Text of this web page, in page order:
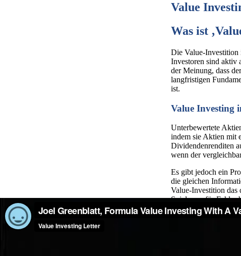
Value
Was ist
Die Value-Investition
Investoren sind aktiv
der Meinung, dass
langfristigen
ist.
Value Investing
Unterbewertete
indem sie Aktien mit
Dividendenrenditen
wenn der
Es gibt jedoch ein
die gleichen
Value-Investition das
Spielraum für Fehler
Darüber hinaus ist
auf zukünftiges
der zukünftigen